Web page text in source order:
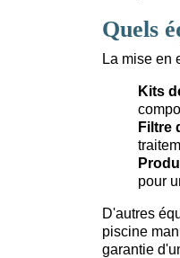
Quels
La mise en
Kits
Filtre
pour
D'autres
piscine
garantie